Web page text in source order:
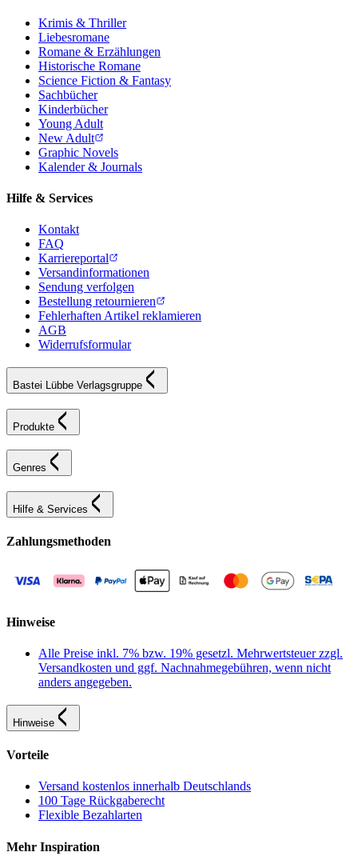
Krimis & Thriller
Liebesromane
Romane & Erzählungen
Historische Romane
Science Fiction & Fantasy
Sachbücher
Kinderbücher
Young Adult
New Adult
Graphic Novels
Kalender & Journals
Hilfe & Services
Kontakt
FAQ
Karriereportal
Versandinformationen
Sendung verfolgen
Bestellung retournieren
Fehlerhaften Artikel reklamieren
AGB
Widerrufsformular
Bastei Lübbe Verlagsgruppe
Produkte
Genres
Hilfe & Services
Zahlungsmethoden
Hinweise
Alle Preise inkl. 7% bzw. 19% gesetzl. Mehrwertsteuer zzgl.
Versandkosten und ggf. Nachnahmegebühren, wenn nicht
anders angegeben.
Hinweise
Vorteile
Versand kostenlos innerhalb Deutschlands
100 Tage Rückgaberecht
Flexible Bezahlarten
Mehr Inspiration